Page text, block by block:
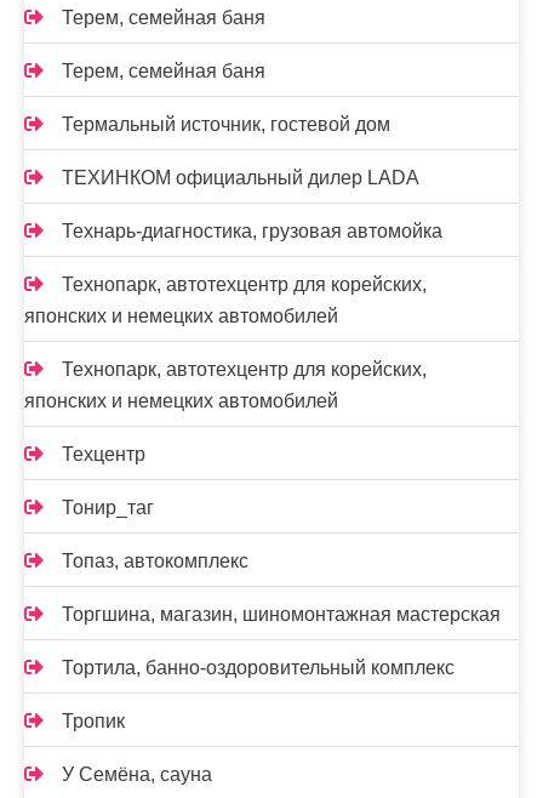
Терем, семейная баня
Терем, семейная баня
Термальный источник, гостевой дом
ТЕХИНКОМ официальный дилер LADA
Технарь-диагностика, грузовая автомойка
Технопарк, автотехцентр для корейских,
японских и немецких автомобилей
Технопарк, автотехцентр для корейских,
японских и немецких автомобилей
Техцентр
Тонир_таг
Топаз, автокомплекс
Торгшина, магазин, шиномонтажная мастерская
Тортила, банно-оздоровительный комплекс
Тропик
У Семёна, сауна